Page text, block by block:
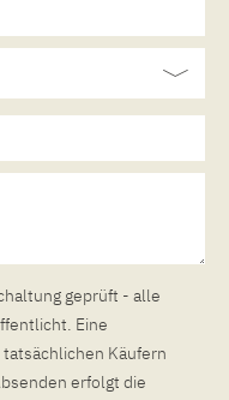
geprüft - alle
Eine
Käufern
erfolgt die